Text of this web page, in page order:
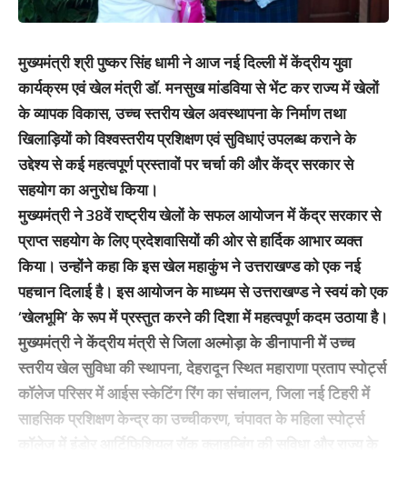
मुख्यमंत्री श्री पुष्कर सिंह धामी ने आज नई दिल्ली में केंद्रीय युवा
कार्यक्रम एवं खेल मंत्री डॉ. मनसुख मांडविया से भेंट कर राज्य में खेलों
के व्यापक विकास, उच्च स्तरीय खेल अवस्थापना के निर्माण तथा
खिलाड़ियों को विश्वस्तरीय प्रशिक्षण एवं सुविधाएं उपलब्ध कराने के
उद्देश्य से कई महत्वपूर्ण प्रस्तावों पर चर्चा की और केंद्र सरकार से
सहयोग का अनुरोध किया।
मुख्यमंत्री ने 38वें राष्ट्रीय खेलों के सफल आयोजन में केंद्र सरकार से
प्राप्त सहयोग के लिए प्रदेशवासियों की ओर से हार्दिक आभार व्यक्त
किया। उन्होंने कहा कि इस खेल महाकुंभ ने उत्तराखण्ड को एक नई
पहचान दिलाई है। इस आयोजन के माध्यम से उत्तराखण्ड ने स्वयं को एक
‘खेलभूमि’ के रूप में प्रस्तुत करने की दिशा में महत्वपूर्ण कदम उठाया है।
मुख्यमंत्री ने केंद्रीय मंत्री से जिला अल्मोड़ा के डीनापानी में उच्च
स्तरीय खेल सुविधा की स्थापना, देहरादून स्थित महाराणा प्रताप स्पोर्ट्स
कॉलेज परिसर में आईस स्केटिंग रिंग का संचालन, जिला नई टिहरी में
साहसिक प्रशिक्षण केन्द्र का उच्चीकरण, चंपावत के महिला स्पोर्ट्स